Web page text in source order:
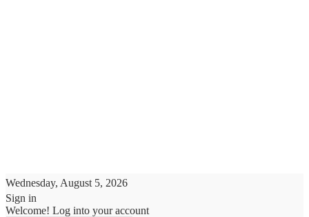
Wednesday, August 5, 2026
Sign in
Welcome! Log into your account